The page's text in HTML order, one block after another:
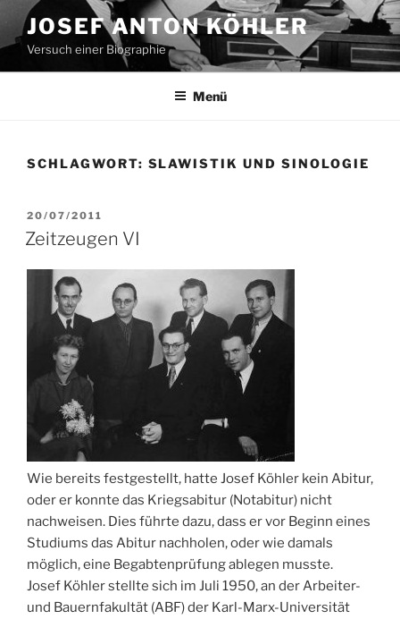
Inhalt
springen
JOSEF ANTON KÖHLER
Versuch einer Biographie
Menü
SCHLAGWORT: SLAWISTIK UND SINOLOGIE
VERÖFFENTLICHT
AM
20/07/2011
Zeitzeugen VI
Wie bereits festgestellt, hatte Josef Köhler kein Abitur,
oder er konnte das Kriegsabitur (Notabitur) nicht
nachweisen. Dies führte dazu, dass er vor Beginn eines
Studiums das Abitur nachholen, oder wie damals
möglich, eine Begabtenprüfung ablegen musste.
Josef Köhler stellte sich im Juli 1950, an der Arbeiter-
und Bauernfakultät (ABF) der Karl-Marx-Universität